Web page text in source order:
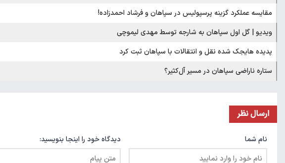
مقایسه عملکرد گزینه پرسپولیس در سپاهان و فرشاد احمدزاده!
ویدیو | گل اول سپاهان به شارجه توسط مهدی لیموچی
پدیده هایجک شده نقل و انتقالات با سپاهان ثبت کرد
ستاره ناراضی سپاهان در مسیر آل‌کثیر؟
ارسال نظر
نام شما دیدگاه خود را اینجا بنویسید: